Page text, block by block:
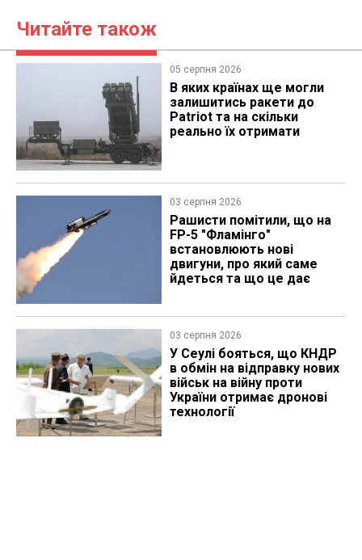
Читайте також
05 серпня 2026
В яких країнах ще могли
залишитись ракети до
Patriot та на скільки
реально їх отримати
03 серпня 2026
Рашисти помітили, що на
FP-5 "Фламінго"
встановлюють нові
двигуни, про який саме
йдеться та що це дає
03 серпня 2026
У Сеулі бояться, що КНДР
в обмін на відправку нових
військ на війну проти
України отримає дронові
технології